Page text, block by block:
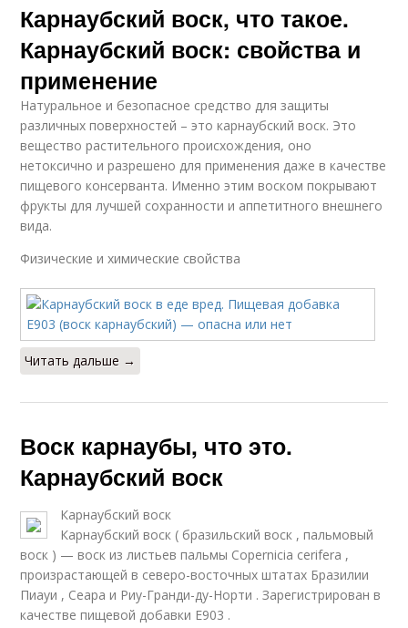
Карнаубский воск, что такое.
Карнаубский воск: свойства и
применение
Натуральное и безопасное средство для защиты
различных поверхностей – это карнаубский воск. Это
вещество растительного происхождения, оно
нетоксично и разрешено для применения даже в качестве
пищевого консерванта. Именно этим воском покрывают
фрукты для лучшей сохранности и аппетитного внешнего
вида.
Физические и химические свойства
Читать дальше →
Воск карнаубы, что это.
Карнаубский воск
Карнаубский воск
Карнаубский воск ( бразильский воск , пальмовый
воск ) — воск из листьев пальмы Copernicia cerifera ,
произрастающей в северо-восточных штатах Бразилии
Пиауи , Сеара и Риу-Гранди-ду-Норти . Зарегистрирован в
качестве пищевой добавки Е903 .